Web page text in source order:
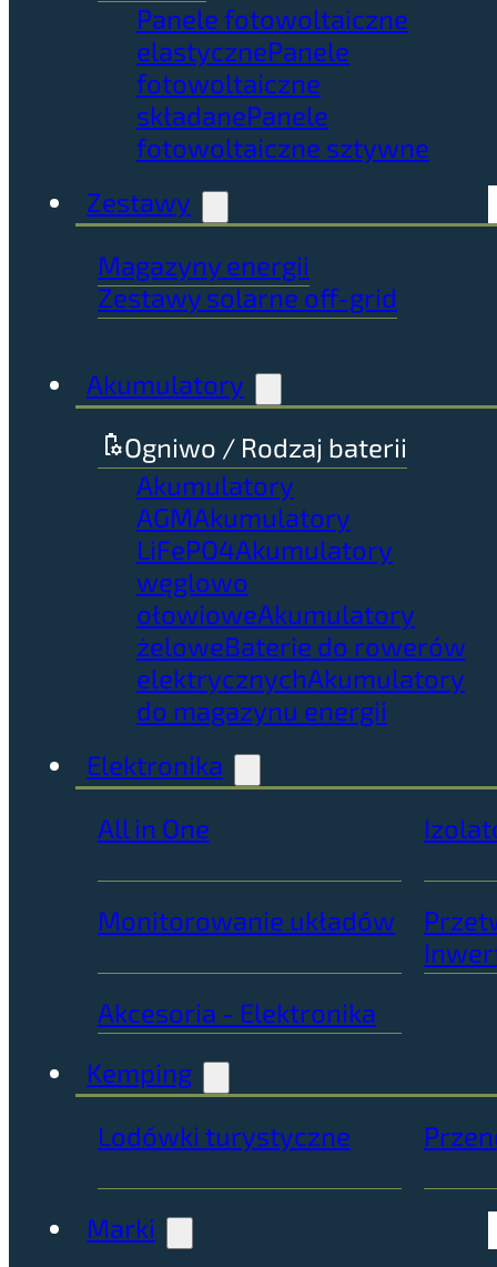
Panele fotowoltaiczne
elastycznePanele
fotowoltaiczne
składanePanele
fotowoltaiczne sztywne
Zestawy
Magazyny energii
Zestawy solarne off-grid
Akumulatory
Ogniwo / Rodzaj baterii
Akumulatory
AGMAkumulatory
LiFePO4Akumulatory
węglowo
ołowioweAkumulatory
żeloweBaterie do rowerów
elektrycznychAkumulatory
do magazynu energii
Elektronika
All in One
Monitorowanie układów
Akcesoria - Elektronika
Kemping
Lodówki turystyczne
Marki